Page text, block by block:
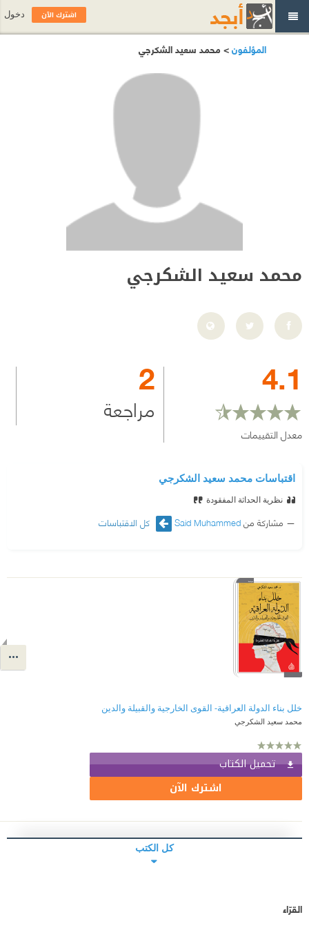
المؤلفون> محمد سعيد الشكرجي
محمد سعيد الشكرجي
4.1
معدل التقييمات
2
مراجعة
اقتباسات محمد سعيد الشكرجي
نظرية الحداثة المفقودة
مشاركة منSaid Muhammed كل الاقتباسات
خلل بناء الدولة العراقية- القوى الخارجية والقبيلة والدين
محمد سعيد الشكرجي
تحميل الكتاب
اشترك الآن
كل الكتب
القرّاء
اشترك الآن دخول